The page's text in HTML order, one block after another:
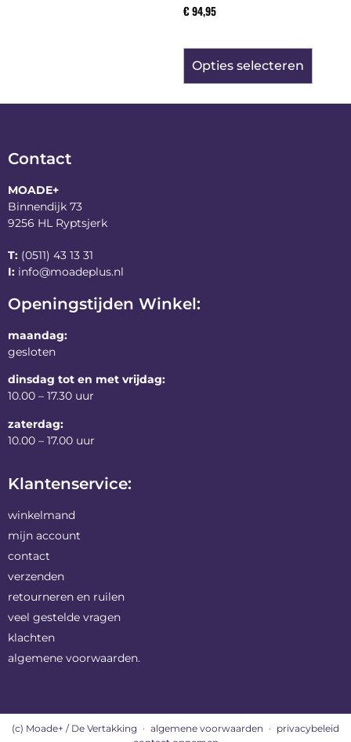
€ 94,95
Opties selecteren
Contact
MOADE+
Binnendijk 73
9256 HL Ryptsjerk
T: (0511) 43 13 31
I: info@moadeplus.nl
Openingstijden Winkel:
maandag:
gesloten
dinsdag tot en met vrijdag:
10.00 – 17.30 uur
zaterdag:
10.00 – 17.00 uur
Klantenservice:
winkelmand
mijn account
contact
verzenden
retourneren en ruilen
veel gestelde vragen
klachten
algemene voorwaarden.
(c) Moade+ / De Vertakking algemene voorwaarden
privacybeleid